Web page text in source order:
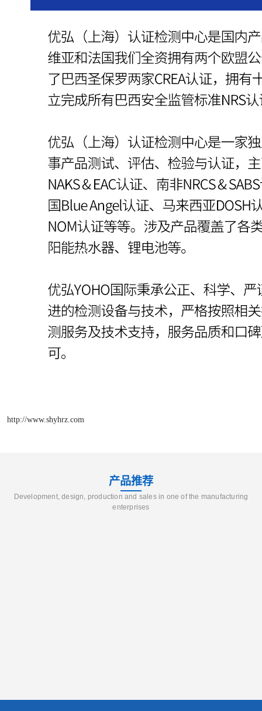
http://www.shyhrz.com
产品推荐
Development, design, production and sales in one of the manufacturing
enterprises